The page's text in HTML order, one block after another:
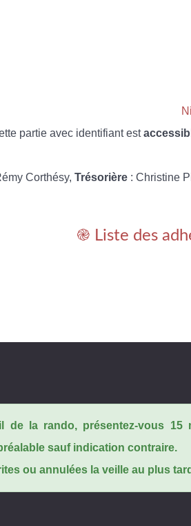
partie avec identifiant est
Corthésy, Trésorière : Christine
֎ Liste des
de la rando, présentez-vous 15
sauf indication contraire.
ou annulées la veille au plus